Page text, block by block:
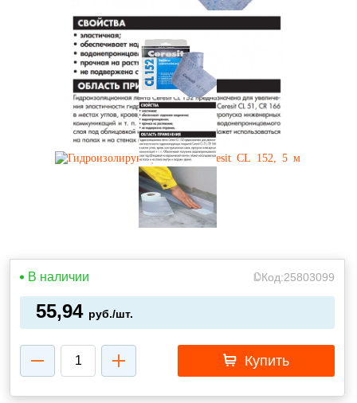
В наличии Код:25803099
55,94 руб./шт.
Купить